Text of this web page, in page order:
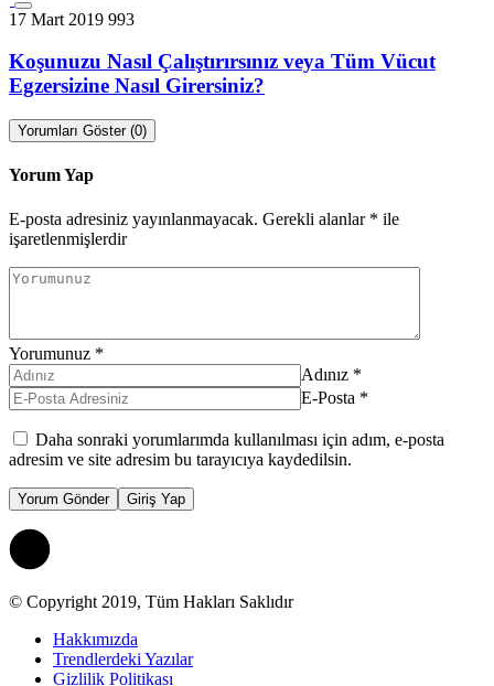
17 Mart 2019 993
Koşunuzu Nasıl Çalıştırırsınız veya Tüm Vücut
Egzersizine Nasıl Girersiniz?
Yorumları Göster (0)
Yorum Yap
E-posta adresiniz yayınlanmayacak. Gerekli alanlar * ile
işaretlenmişlerdir
Yorumunuz *
Adınız *
E-Posta *
Daha sonraki yorumlarımda kullanılması için adım, e-posta
adresim ve site adresim bu tarayıcıya kaydedilsin.
Yorum Gönder Giriş Yap
© Copyright 2019, Tüm Hakları Saklıdır
Hakkımızda
Trendlerdeki Yazılar
Gizlilik Politikası